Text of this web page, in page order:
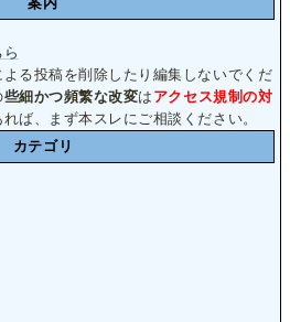
よる投稿を削除したり編集しないでくだ
些細かつ頻繁な改変は アクセス規制の対
ば、まず本スレにご相談ください。
カテゴリ